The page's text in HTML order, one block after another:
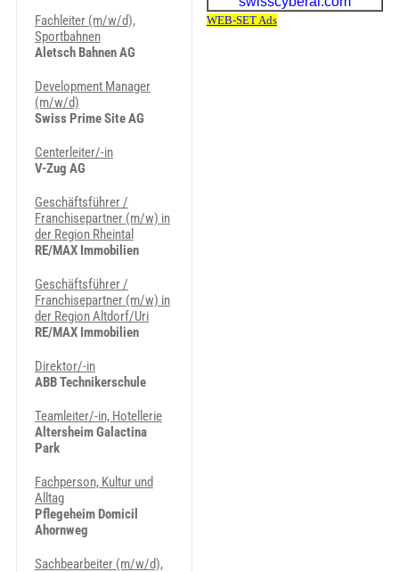
Fachleiter (m/w/d),
Sportbahnen
Aletsch Bahnen AG
Development Manager
(m/w/d)
Swiss Prime Site AG
Centerleiter/-in
V-Zug AG
Geschäftsführer /
Franchisepartner (m/w) in
der Region Rheintal
RE/MAX Immobilien
Geschäftsführer /
Franchisepartner (m/w) in
der Region Altdorf/Uri
RE/MAX Immobilien
Direktor/-in
ABB Technikerschule
Teamleiter/-in, Hotellerie
Altersheim Galactina
Park
Fachperson, Kultur und
Alltag
Pflegeheim Domicil
Ahornweg
Sachbearbeiter (m/w/d),